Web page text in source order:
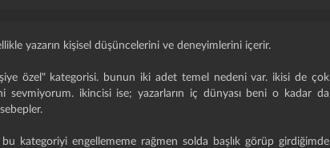
yazarın kişisel düşüncelerini ve deneyimlerini içerir.
özel" kategorisi. bunun iki adet temel nedeni var. ikisi de çok
sevmiyorum. ikincisi ise; yazarların iç dünyası beni o kadar da
kategoriyi engellememe rağmen solda başlık görüp girdiğimde